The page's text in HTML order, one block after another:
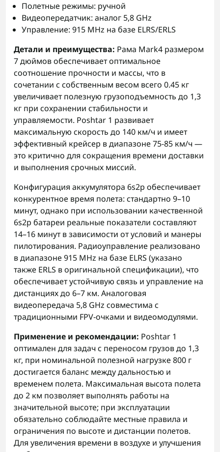
Полетные режимы: ручной
Видеопередатчик: аналог 5,8 GHz
Управление: 915 MHz на базе ELRS/ERLS
Детали и преимущества: Рама Mark4 размером
7 дюймов обеспечивает оптимальное
соотношение прочности и массы, что в
сочетании с собственным весом всего 0.45 кг
увеличивает полезную грузоподъемность до 1,3
кг при сохранении стабильности и
управляемости. Poshtar 1 развивает
максимальную скорость до 140 км/ч и имеет
эффективный крейсер в диапазоне 75-85 км/ч —
это критично для сокращения времени доставки
и выполнения срочных миссий.
Конфигурация аккумулятора 6s2p обеспечивает
конкурентное время полета: стандартно 9–10
минут, однако при использовании качественной
6s2p батареи реальные показатели составляют
14–16 минут в зависимости от условий и манеры
пилотирования. Радиоуправление реализовано
в диапазоне 915 MHz на базе ELRS (указано
также ERLS в оригинальной спецификации), что
обеспечивает устойчивую связь и управление на
дистанциях до 6–7 км. Аналоговая
видеопередача 5,8 GHz совместима с
традиционными FPV-очками и видеомодулями.
Применение и рекомендации: Poshtar 1
оптимален для задач с переносом грузов до 1,3
кг, при номинальной полезной нагрузке 800 г
достигается баланс между дальностью и
временем полета. Максимальная высота полета
до 2 км позволяет выполнять работы на
значительной высоте; при эксплуатации
обязательно соблюдайте местные правила и
ограничения по высоте и дистанции полетов.
Для увеличения времени в воздухе и улучшения